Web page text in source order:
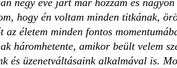
hogy én voltam minden titkának,
az életem minden fontos
háromhetente, amikor beült velem
és üzenetváltásaink alkalmával is.